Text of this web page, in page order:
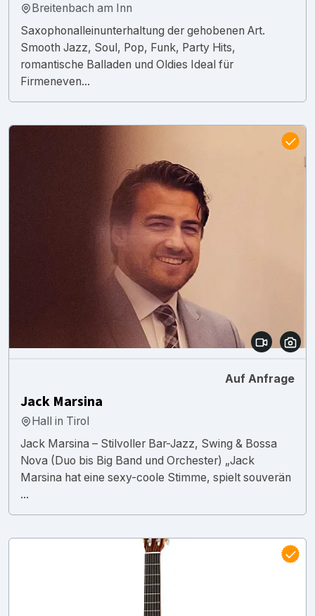
Breitenbach am Inn
Saxophonalleinunterhaltung der gehobenen Art.
Smooth Jazz, Soul, Pop, Funk, Party Hits,
romantische Balladen und Oldies Ideal für
Firmeneven...
Auf Anfrage
Jack Marsina
Hall in Tirol
Jack Marsina – Stilvoller Bar-Jazz, Swing & Bossa
Nova (Duo bis Big Band und Orchester) „Jack
Marsina hat eine sexy-coole Stimme, spielt souverän
...